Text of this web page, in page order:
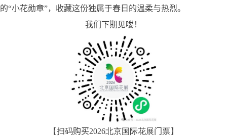
的“小花勋章”，收藏这份独属于春日的温柔与热烈。
我们下期见喽！
【扫码购买2026北京国际花展门 票】